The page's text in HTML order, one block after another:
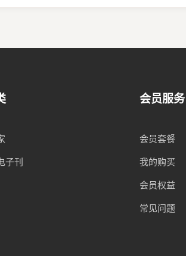
子刊
会员服务
会员套餐
我的购买
会员权益
常见问题